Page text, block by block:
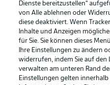
Rechtliche Hinweise
Datenschutz
Broadcaster
Jobs
Partner
Dienste bereitzustellen“
von Alle ablehnen oder
diese deaktiviert. Wenn
Inhalte und Anzeigen
für Sie. Sie können dieses
Ihre Einstellungen zu ändern
widerrufen, indem Sie auf den
verwalten am unteren Rand
Einstellungen gelten